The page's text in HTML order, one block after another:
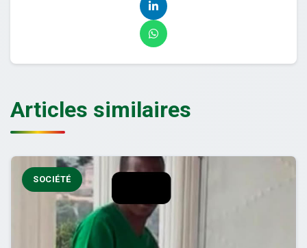
Articles similaires
SOCIÉTÉ